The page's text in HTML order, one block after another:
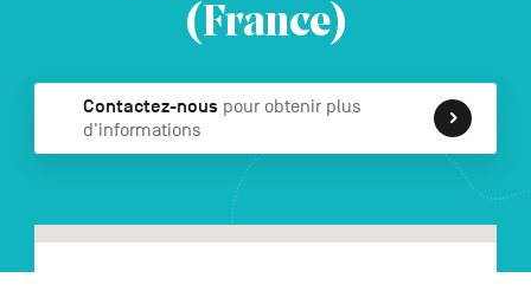
NL DE EN
secondaire
(France)
Contactez-nous pour obtenir plus
d'informations